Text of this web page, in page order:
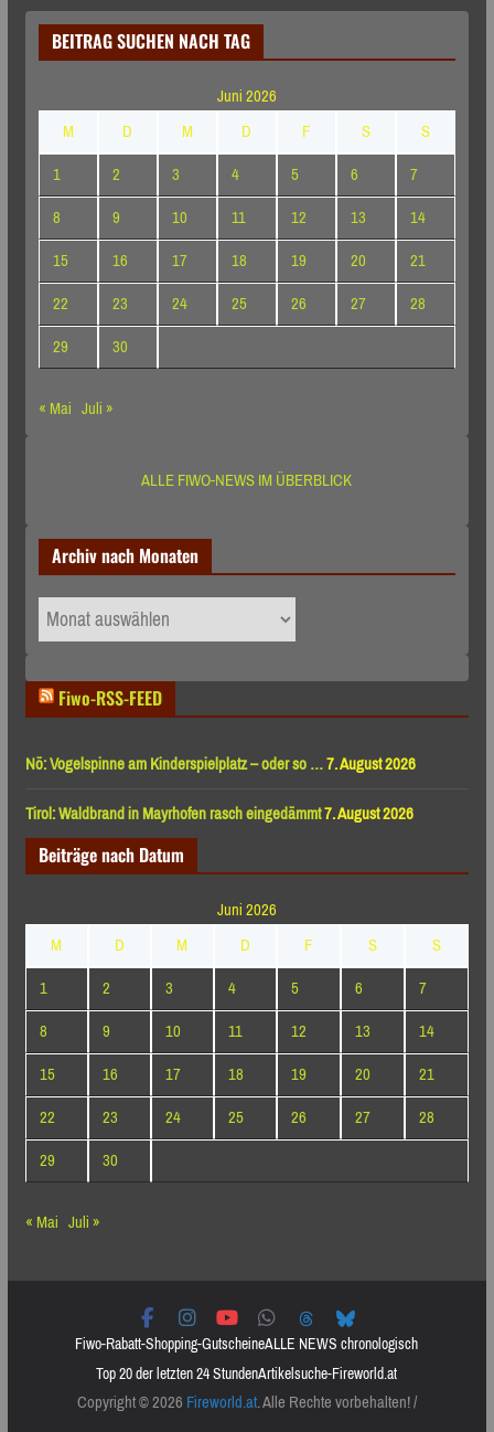
BEITRAG SUCHEN NACH TAG
Juni 2026
M
D M D F S
S
1
2 3 4 5 6
7
8
9 10 11 12 13
14
15
16 17 18 19 20
21
22
23 24 25 26 27
28
29
30
« Mai Juli »
ALLE FIWO-NEWS IM ÜBERBLICK
Archiv nach Monaten
Archiv
nach
Fiwo-RSS-FEED
Nö: Vogelspinne am Kinderspielplatz – oder so …7. August 2026
Tirol: Waldbrand in Mayrhofen rasch eingedämmt7. August 2026
Beiträge nach Datum
Juni 2026
M
D M D F S
S
1
2 3 4 5 6
7
8
9 10 11 12 13
14
15
16 17 18 19 20
21
22
23 24 25 26 27
28
29
30
« Mai Juli »
Fiwo-Rabatt-Shopping-GutscheineALLE NEWS chronologisch
Top 20 der letzten 24 StundenArtikelsuche-Fireworld.at
Copyright © 2026Fireworld.at. Alle Rechte vorbehalten! /